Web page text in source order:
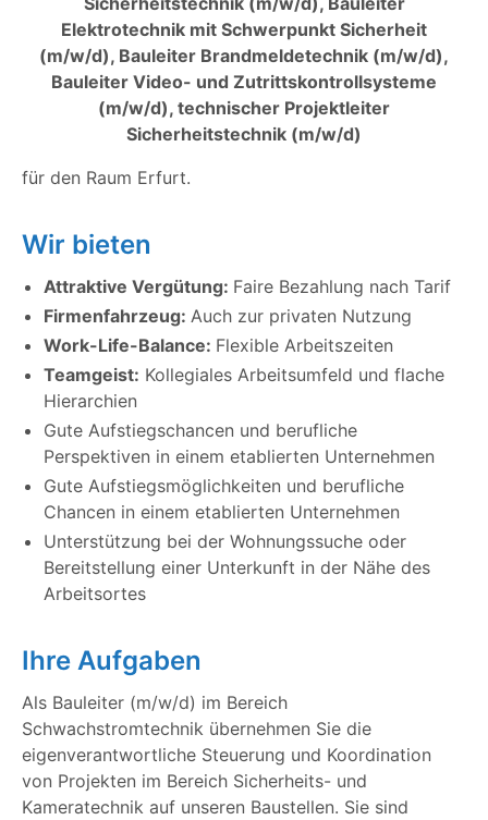
Elektrotechnik mit Schwerpunkt Sicherheit
(m/w/d), Bauleiter Brandmeldetechnik (m/w/d),
Bauleiter Video- und Zutrittskontrollsysteme
(m/w/d), technischer Projektleiter
Sicherheitstechnik (m/w/d)
für den Raum Erfurt.
Wir bieten
Attraktive Vergütung: Faire Bezahlung nach Tarif
Firmenfahrzeug: Auch zur privaten Nutzung
Work-Life-Balance: Flexible Arbeitszeiten
Teamgeist: Kollegiales Arbeitsumfeld und flache
Hierarchien
Gute Aufstiegschancen und berufliche
Perspektiven in einem etablierten Unternehmen
Gute Aufstiegsmöglichkeiten und berufliche
Chancen in einem etablierten Unternehmen
Unterstützung bei der Wohnungssuche oder
Bereitstellung einer Unterkunft in der Nähe des
Arbeitsortes
Ihre Aufgaben
Als Bauleiter (m/w/d) im Bereich
Schwachstromtechnik übernehmen Sie die
eigenverantwortliche Steuerung und Koordination
von Projekten im Bereich Sicherheits- und
Kameratechnik auf unseren Baustellen. Sie sind